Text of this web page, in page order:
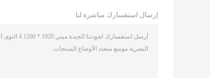
إرسال استفسارك مباشرة لنا